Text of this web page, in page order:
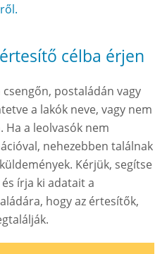
célba érjen
postaládán vagy
a lakók neve, vagy nem
Ha a leolvasók nem
nehezebben találnak
Kérjük, segítse
írja ki adatait a
hogy az értesítők,